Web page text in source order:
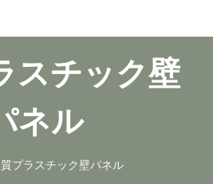
スチック壁
ネル
プラスチック壁パネル